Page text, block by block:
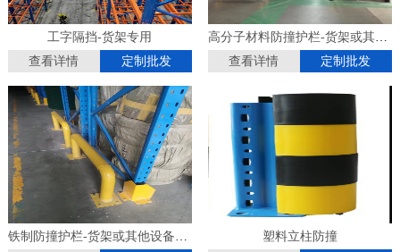
工字隔挡-货架专用
查看详情
定制批发
高分子材料防撞护栏-货架或其他设备使用
查看详情
定制批发
塑料立柱防撞